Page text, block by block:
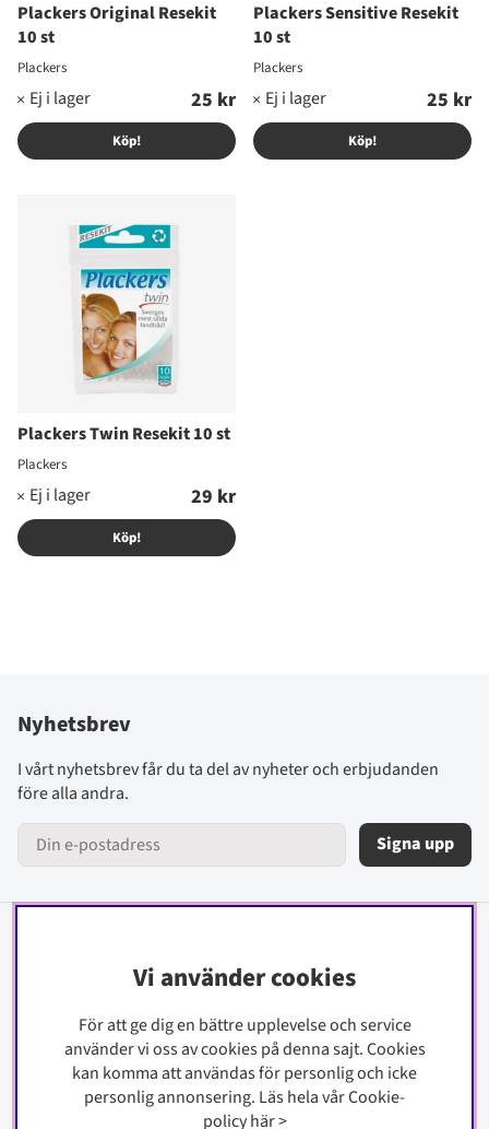
Plackers Original Resekit
10 st
Plackers
25 kr
Köp!
Plackers Sensitive Resekit
10 st
Plackers
25 kr
Köp!
Plackers Twin Resekit 10 st
Plackers
29 kr
Köp!
Nyhetsbrev
I vårt nyhetsbrev får du ta del av nyheter och erbjudanden
före alla andra.
Signa upp
Integritetspolicy
Cookiepolicy
Vi använder cookies
För att ge dig en bättre upplevelse och service
använder vi oss av cookies på denna sajt.Cookies
kan komma att användas för personlig och icke
personlig annonsering. Läs hela vår Cookie-
policyhär>